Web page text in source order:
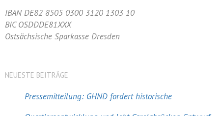
IBAN DE82 8505 0300 3120 1303 10
BIC OSDDDE81XXX
Ostsächsische Sparkasse Dresden
NEUESTE BEITRÄGE
Pressemitteilung: GHND fordert historische